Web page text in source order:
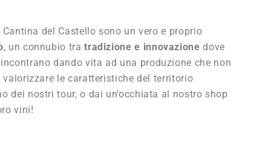
del Castello sono un vero e proprio
, un connubio tratradizione e innovazione dove
dando vita ad una produzione che non
le caratteristiche del territorio
dei nostri tour, o dai un’occhiata al nostro shop
vini!